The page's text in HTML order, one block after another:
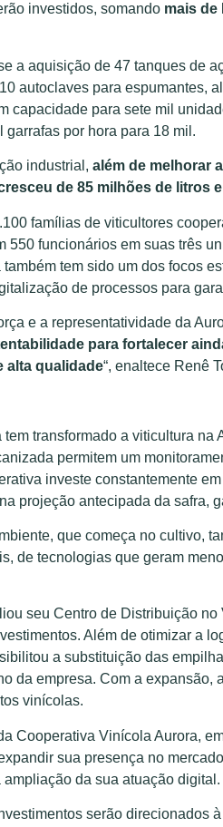
investidos, somando mais de
a aquisição de 47 tanques de
autoclaves para espumantes,
capacidade para sete mil
por hora para 18 mil.
industrial, além de melhorar
de 85 milhões de litros
famílias de viticultores
550 funcionários em suas três
tem sido um dos focos
de processos para
e a representatividade da
para fortalecer
alta qualidade“, enaltece Renê
transformado a viticultura
permitem um
investe constantemente
projeção antecipada da safra,
que começa no cultivo,
de tecnologias que geram
seu Centro de Distribuição
Além de otimizar a
a substituição das
da empresa. Com a
vinícolas.
Cooperativa Vinícola Aurora,
sua presença no
da sua atuação digital.
serão